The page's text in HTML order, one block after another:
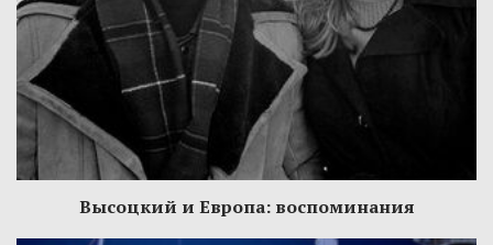
Высоцкий и Европа: воспоминания